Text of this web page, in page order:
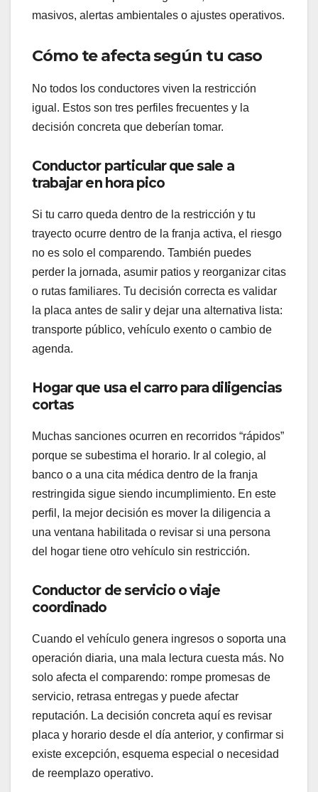
masivos, alertas ambientales o ajustes operativos.
Cómo te afecta según tu caso
No todos los conductores viven la restricción
igual. Estos son tres perfiles frecuentes y la
decisión concreta que deberían tomar.
Conductor particular que sale a
trabajar en hora pico
Si tu carro queda dentro de la restricción y tu
trayecto ocurre dentro de la franja activa, el riesgo
no es solo el comparendo. También puedes
perder la jornada, asumir patios y reorganizar citas
o rutas familiares. Tu decisión correcta es validar
la placa antes de salir y dejar una alternativa lista:
transporte público, vehículo exento o cambio de
agenda.
Hogar que usa el carro para diligencias
cortas
Muchas sanciones ocurren en recorridos “rápidos”
porque se subestima el horario. Ir al colegio, al
banco o a una cita médica dentro de la franja
restringida sigue siendo incumplimiento. En este
perfil, la mejor decisión es mover la diligencia a
una ventana habilitada o revisar si una persona
del hogar tiene otro vehículo sin restricción.
Conductor de servicio o viaje
coordinado
Cuando el vehículo genera ingresos o soporta una
operación diaria, una mala lectura cuesta más. No
solo afecta el comparendo: rompe promesas de
servicio, retrasa entregas y puede afectar
reputación. La decisión concreta aquí es revisar
placa y horario desde el día anterior, y confirmar si
existe excepción, esquema especial o necesidad
de reemplazo operativo.